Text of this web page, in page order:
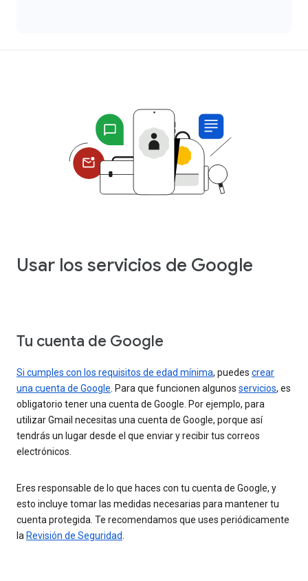
Usar los servicios de Google
Tu cuenta de Google
Si cumples con los requisitos de edad mínima, puedes crear
una cuenta de Google. Para que funcionen algunos servicios, es
obligatorio tener una cuenta de Google. Por ejemplo, para
utilizar Gmail necesitas una cuenta de Google, porque así
tendrás un lugar desde el que enviar y recibir tus correos
electrónicos.
Eres responsable de lo que haces con tu cuenta de Google, y
esto incluye tomar las medidas necesarias para mantener tu
cuenta protegida. Te recomendamos que uses periódicamente
la Revisión de Seguridad.